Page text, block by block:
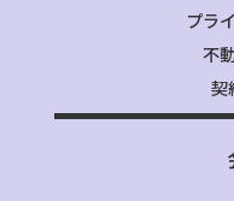
プラ
不
契